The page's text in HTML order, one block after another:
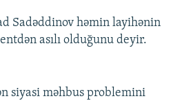
Sadəddinov həmin layihənin
asılı olduğunu deyir.
siyasi məhbus problemini